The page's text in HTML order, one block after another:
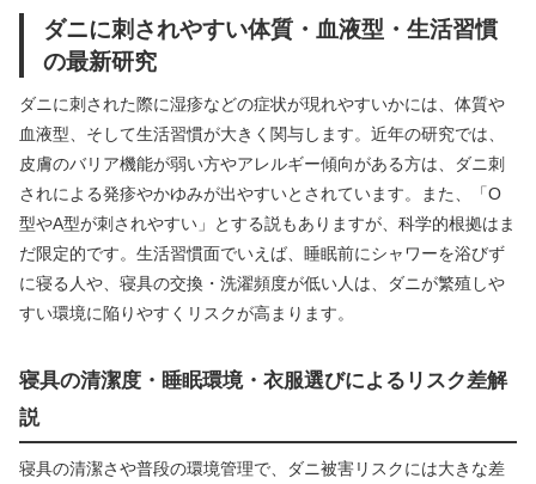
ダニに刺されやすい体質・血液型・生活習慣
の最新研究
ダニに刺された際に湿疹などの症状が現れやすいかには、体質や
血液型、そして生活習慣が大きく関与します。近年の研究では、
皮膚のバリア機能が弱い方やアレルギー傾向がある方は、ダニ刺
されによる発疹やかゆみが出やすいとされています。また、「O
型やA型が刺されやすい」とする説もありますが、科学的根拠はま
だ限定的です。生活習慣面でいえば、睡眠前にシャワーを浴びず
に寝る人や、寝具の交換・洗濯頻度が低い人は、ダニが繁殖しや
すい環境に陥りやすくリスクが高まります。
寝具の清潔度・睡眠環境・衣服選びによるリスク差解
説
寝具の清潔さや普段の環境管理で、ダニ被害リスクには大きな差